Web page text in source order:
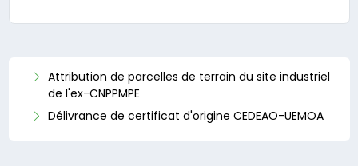
Attribution de parcelles de terrain du site industriel
de l'ex-CNPPMPE
Délivrance de certificat d'origine CEDEAO-UEMOA